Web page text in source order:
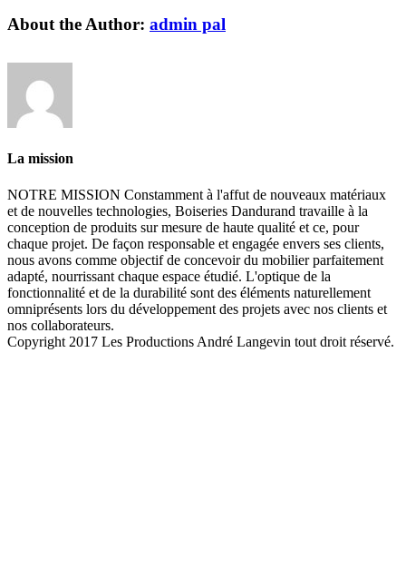
Facebook
Twitter
Linkedin
Reddit
Tumblr
Google+
Pinterest
Vk
Email
About the Author: admin pal
La mission
NOTRE MISSION Constamment à l'affut de nouveaux matériaux
et de nouvelles technologies, Boiseries Dandurand travaille à la
conception de produits sur mesure de haute qualité et ce, pour
chaque projet. De façon responsable et engagée envers ses clients,
nous avons comme objectif de concevoir du mobilier parfaitement
adapté, nourrissant chaque espace étudié. L'optique de la
fonctionnalité et de la durabilité sont des éléments naturellement
omniprésents lors du développement des projets avec nos clients et
nos collaborateurs.
Copyright 2017 Les Productions André Langevin tout droit réservé.